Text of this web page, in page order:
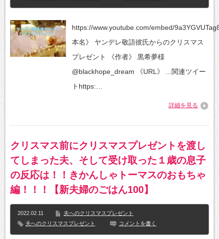
https://www.youtube.com/embed/
本名》 ヤンデレ敬語彼氏からのクリスマス
プレゼント 《作者》 黒希夢様
@blackhope_dream 《URL》 ...関連ツイー
トhttps:…
詳細を見る
クリスマス前にクリスマスプレゼントを渡し
てしまった夫、そして受け取った１歳の息子
の反応は！！きかんしゃトーマスのおもちゃ
編！！！【新夫婦のごはん100】
2022.02.11
夫へのクリスマスプレゼント
夫へのクリスマスプレゼント
コメントを書く